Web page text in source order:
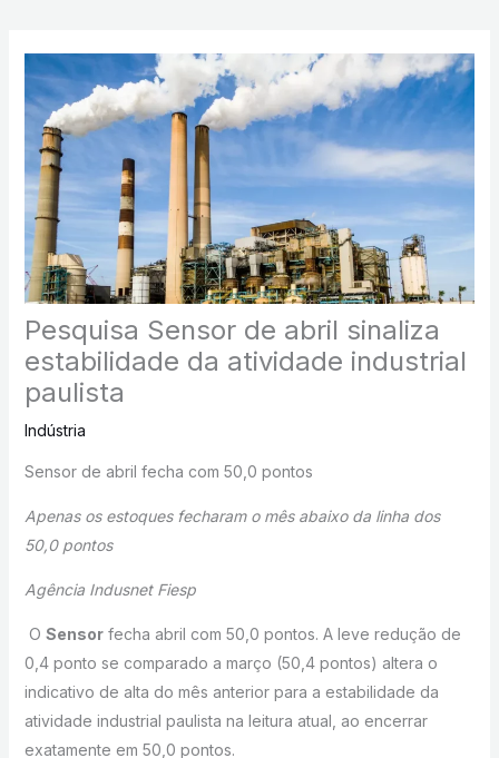
Pesquisa Sensor de abril sinaliza
estabilidade da atividade industrial
paulista
Indústria
Sensor de abril fecha com 50,0 pontos
Apenas os estoques fecharam o mês abaixo da linha dos
50,0 pontos
Agência Indusnet Fiesp
O Sensorfecha abril com 50,0 pontos. A leve redução de
0,4 ponto se comparado a março (50,4 pontos) altera o
indicativo de alta do mês anterior para a estabilidade da
atividade industrial paulista na leitura atual, ao encerrar
exatamente em 50,0 pontos.